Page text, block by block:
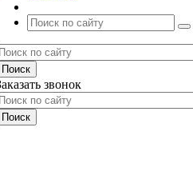
звонок